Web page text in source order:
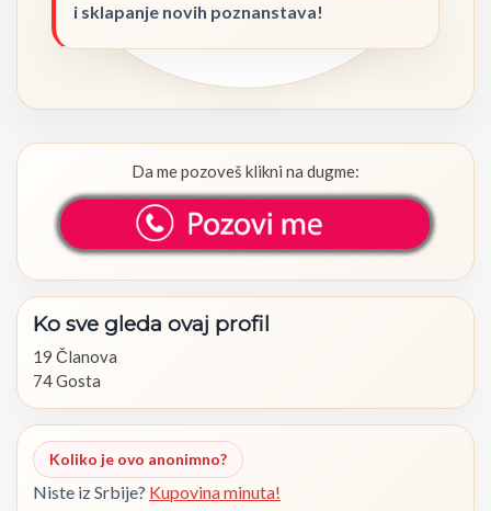
i sklapanje novih poznanstava!
Da me pozoveš klikni na dugme:
Ko sve gleda ovaj profil
19 Članova
74 Gosta
Koliko je ovo anonimno?
Niste iz Srbije? Kupovina minuta!